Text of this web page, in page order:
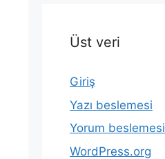
Üst veri
Giriş
Yazı beslemesi
Yorum beslemesi
WordPress.org